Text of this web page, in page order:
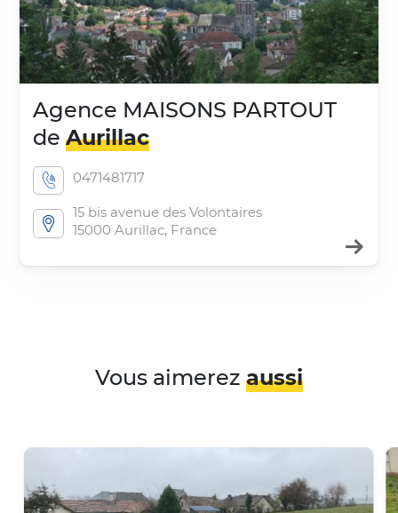
Agence MAISONS PARTOUT
de Aurillac
Téléphone :
0471481717
Adressse :
15 bis avenue des Volontaires
15000 Aurillac, France
Vous aimerez aussi